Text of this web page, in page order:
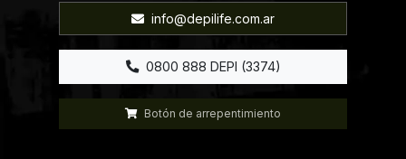
info@depilife.com.ar
0800 888 DEPI (3374)
Botón de arrepentimiento